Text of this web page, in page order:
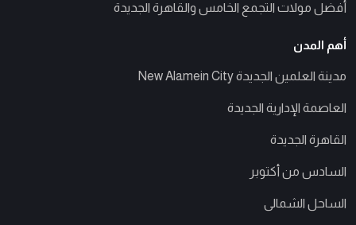
أفضل مولات التجمع الخامس والقاهرة الجديدة
أهم المدن
مدينة العلمين الجديدة New Alamein City
العاصمة الإدارية الجديدة
القاهرة الجديدة
السادس من أكتوبر
الساحل الشمالى